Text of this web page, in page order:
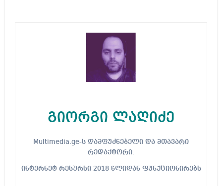
გიორგი ლაღიძე
Multimedia.ge-ს დამფუძნებელი და მთავარი
რედაქტორი.
ინტერნეტ რესურსი 2018 წლიდან ფუნქციონირებს